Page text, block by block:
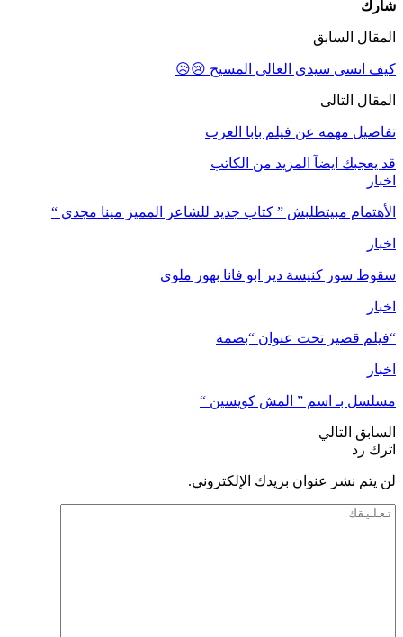
شارك
المقال السابق
كيف انسى سيدى الغالى المسيح 😢😥
المقال التالى
تفاصيل مهمه عن فيلم بابا العرب
قد يعجبك ايضآ المزيد من الكاتب
اخبار
الأهتمام مبيتطلبش ” كتاب جديد للشاعر المميز مينا مجدي “
اخبار
سقوط سور كنيسة دير ابو فانا بهور ملوى
اخبار
“فيلم قصير تحت عنوان “بصمة
اخبار
مسلسل بـ اسم ” المش كويسين “
السابق التالي
اترك رد
لن يتم نشر عنوان بريدك الإلكتروني.